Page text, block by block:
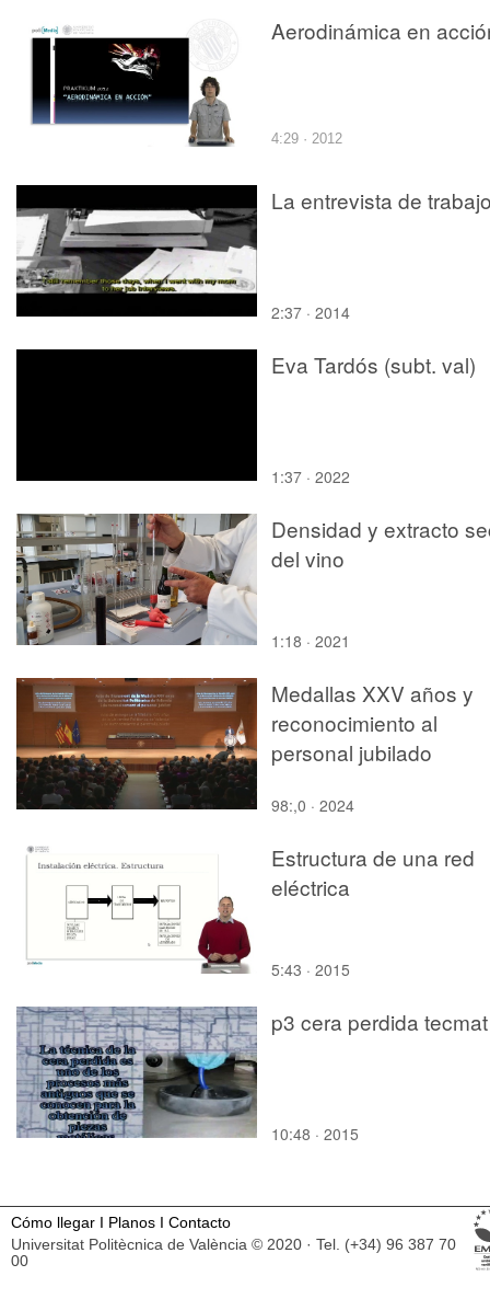
Aerodinámica en
4:29 · 2012
La entrevista de
2:37 · 2014
Eva Tardós (subt. val)
1:37 · 2022
Densidad y extracto
del vino
1:18 · 2021
Medallas XXV años y
reconocimiento al
personal jubilado
98:,0 · 2024
Estructura de una red
eléctrica
5:43 · 2015
p3 cera perdida tecmat
10:48 · 2015
Cómo llegar I Planos I Contacto
Universitat Politècnica de València © 2020 · Tel. (+34) 96 387 70
00